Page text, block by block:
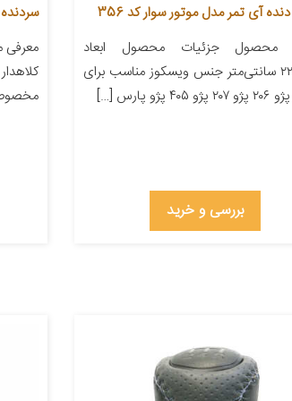
آی تمر مدل موتور سوار کد 356
محصول جزئیات محصول ابعاد
۲۲x۱۲x۵ سانتی‌متر جنس ویسکوز مناسب برای
پارس […]
بررسی و خرید
سردنده
معرفی